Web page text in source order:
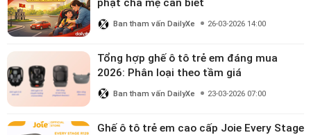
phạt cha mẹ cần biết
Ban tham vấn DailyXe 26-03-2026 14:00
Tổng hợp ghế ô tô trẻ em đáng mua
2026: Phân loại theo tầm giá
Ban tham vấn DailyXe 23-03-2026 07:00
Ghế ô tô trẻ em cao cấp Joie Every Stage